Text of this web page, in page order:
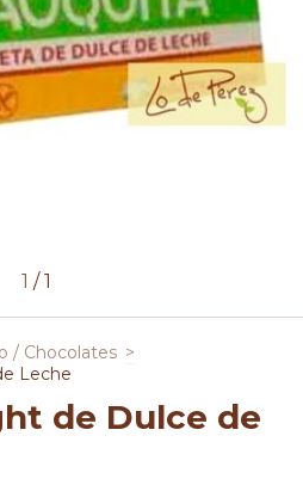
1 /1
/ Chocolates >
Leche
de Dulce de